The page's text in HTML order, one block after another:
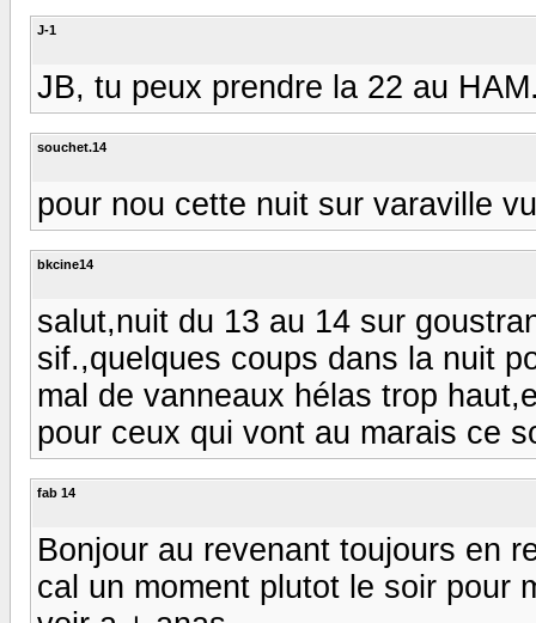
J-1
JB, tu peux prendre la 22 au
souchet.14
pour nou cette nuit sur varaville
bkcine14
salut,nuit du 13 au 14 sur
sif.,quelques coups dans la nuit
mal de vanneaux hélas trop
pour ceux qui vont au marais ce
fab 14
Bonjour au revenant toujours en
cal un moment plutot le soir pour